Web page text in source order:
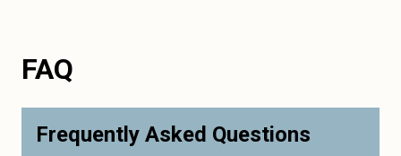
FAQ
Frequently Asked Questions